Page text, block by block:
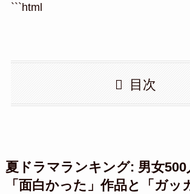
```html
目次
夏ドラマランキング: 男女500
「面白かった」作品と「ガッ